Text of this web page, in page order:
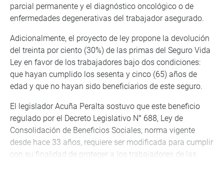
parcial permanente y el diagnóstico oncológico o de
enfermedades degenerativas del trabajador asegurado.
Adicionalmente, el proyecto de ley propone la devolución
del treinta por ciento (30%) de las primas del Seguro Vida
Ley en favor de los trabajadores bajo dos condiciones:
que hayan cumplido los sesenta y cinco (65) años de
edad y que no hayan sido beneficiarios de este seguro.
El legislador Acuña Peralta sostuvo que este beneficio
regulado por el Decreto Legislativo N° 688, Ley de
Consolidación de Beneficios Sociales, norma vigente
desde hace 33 años, requiere ser modificada para cumplir
con su finalidad de proteger a los trabajadores de las